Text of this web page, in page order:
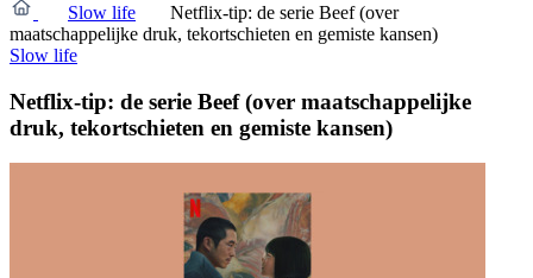
Slow life
Netflix-tip: de serie Beef (over
maatschappelijke druk, tekortschieten en gemiste kansen)
Slow life
Netflix-tip: de serie Beef (over maatschappelijke
druk, tekortschieten en gemiste kansen)